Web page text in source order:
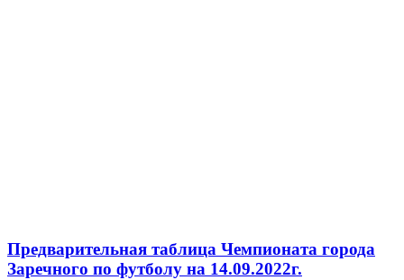
Предварительная таблица Чемпионата города
Заречного по футболу на 14.09.2022г.